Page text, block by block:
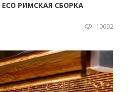
РИМСКАЯ СБОРКА
10692